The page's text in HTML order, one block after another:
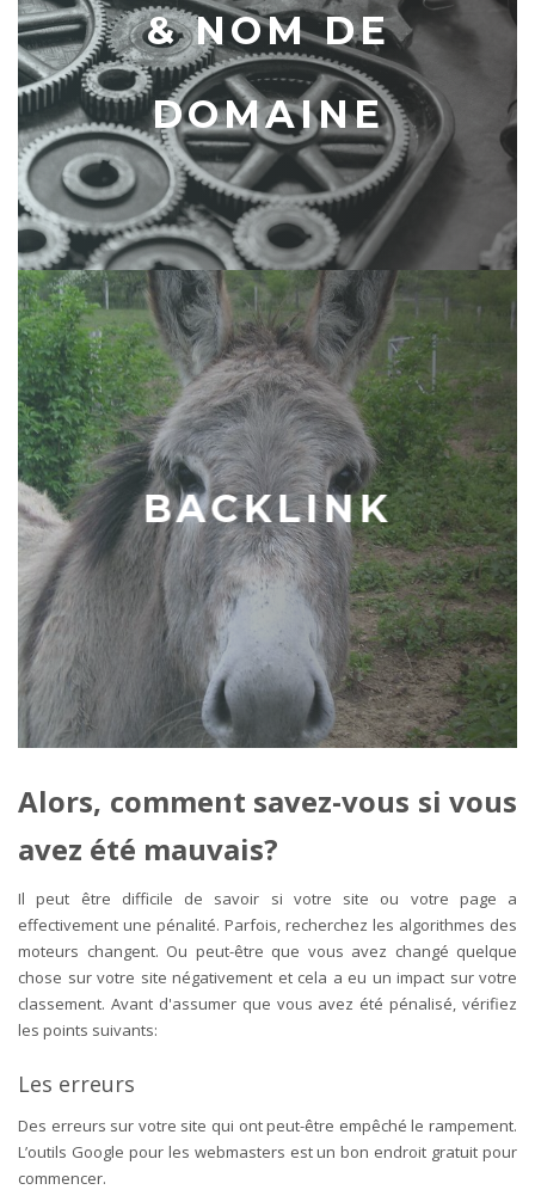
& NOM DE
DOMAINE
BACKLINK
Alors, comment savez-vous si vous
avez été mauvais?
Il peut être difficile de savoir si votre site ou votre page a
effectivement une pénalité. Parfois, recherchez les algorithmes des
moteurs changent. Ou peut-être que vous avez changé quelque
chose sur votre site négativement et cela a eu un impact sur votre
classement. Avant d'assumer que vous avez été pénalisé, vérifiez
les points suivants:
Les erreurs
Des erreurs sur votre site qui ont peut-être empêché le rampement.
L’outils Google pour les webmasters est un bon endroit gratuit pour
commencer.